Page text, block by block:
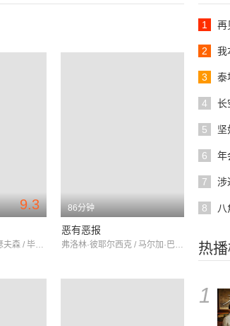
1 再
2 我
3 泰
4 长
5 坚
6 年
7 涉
8 八
热
1
9.3
丽芙·乌曼 / 厄兰·约瑟夫森 / 毕比·安德松
86分钟
恶有恶报
弗洛林·彼耶尔西克 / 马尔加·巴尔布 / SzabolcsCseh